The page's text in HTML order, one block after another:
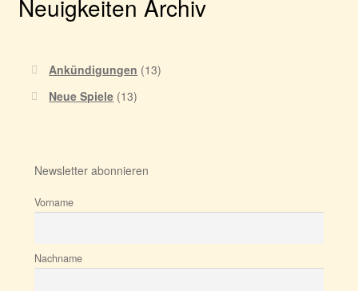
Neuigkeiten Archiv
Ankündigungen (13)
Neue Spiele (13)
Newsletter abonnieren
Vorname
Nachname